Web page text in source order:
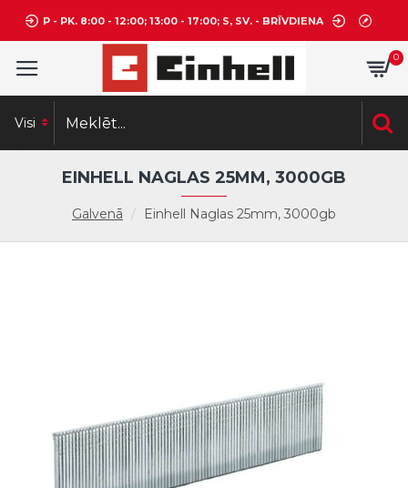
P - PK. 8:00 - 12:00; 13:00 - 17:00; S, SV. - BRĪVDIENA
0
Visi
Galvenā Einhell Naglas 25mm, 3000gb
EINHELL NAGLAS 25MM, 3000GB